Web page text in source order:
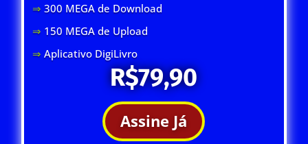
⇒ 300 MEGA de Download
⇒ 150 MEGA de Upload
⇒Aplicativo DigiLivro
R$79,90
Assine Já